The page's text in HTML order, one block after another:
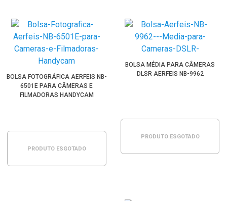
BOLSA FOTOGRÁFICA AERFEIS NB-
6501E PARA CÂMERAS E
FILMADORAS HANDYCAM
PRODUTO ESGOTADO
BOLSA MÉDIA PARA CÂMERAS
DLSR AERFEIS NB-9962
PRODUTO ESGOTADO